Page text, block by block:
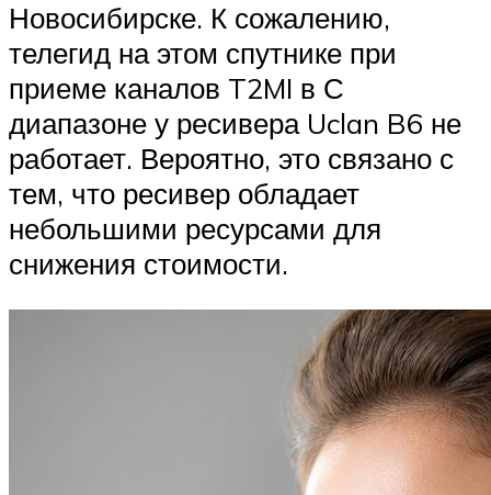
Новосибирске. К сожалению,
телегид на этом спутнике при
приеме каналов T2MI в С
диапазоне у ресивера Uclan B6 не
работает. Вероятно, это связано с
тем, что ресивер обладает
небольшими ресурсами для
снижения стоимости.